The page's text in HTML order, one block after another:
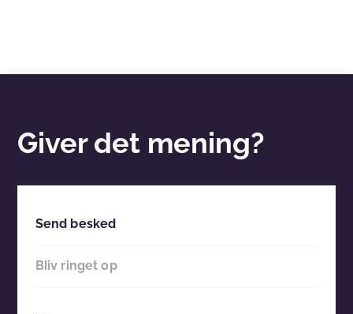
Giver det mening?
Send besked
Bliv ringet op